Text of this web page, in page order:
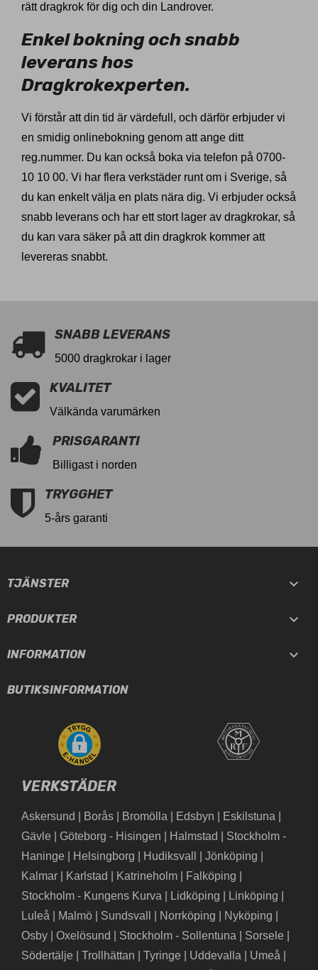
rätt dragkrok för dig och din Landrover.
Enkel bokning och snabb
leverans hos
Dragkrokexperten.
Vi förstår att din tid är värdefull, och därför erbjuder vi
en smidig onlinebokning genom att ange ditt
reg.nummer. Du kan också boka via telefon på 0700-
10 10 00. Vi har flera verkstäder runt om i Sverige, så
du kan enkelt välja en plats nära dig. Vi erbjuder också
snabb leverans och har ett stort lager av dragkrokar, så
du kan vara säker på att din dragkrok kommer att
levereras snabbt.
SNABB LEVERANS
5000 dragkrokar i lager
KVALITET
Välkända varumärken
PRISGARANTI
Billigast i norden
TRYGGHET
5-års garanti
TJÄNSTER 
PRODUKTER 
INFORMATION 
BUTIKSINFORMATION
VERKSTÄDER
Askersund Borås Bromölla Edsbyn Eskilstuna
Gävle
Göteborg - Hisingen Halmstad
Stockholm -
Haninge
Helsingborg Hudiksvall Jönköping
Kalmar
Karlstad Katrineholm Falköping
Stockholm - Kungens Kurva
Lidköping Linköping
Luleå
Malmö Sundsvall Norrköping Nyköping
Osby
Oxelösund Stockholm - Sollentuna Sorsele
Södertälje
Trollhättan Tyringe Uddevalla Umeå